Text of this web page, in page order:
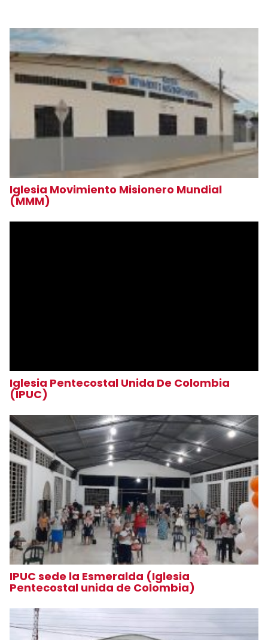
Iglesia Movimiento Misionero Mundial
(MMM)
Iglesia Pentecostal Unida De Colombia
(IPUC)
IPUC sede la Esmeralda (Iglesia
Pentecostal unida de Colombia)